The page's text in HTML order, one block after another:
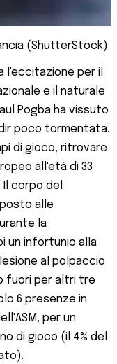
(ShutterStock)
l'eccitazione per il
e il naturale
Pogba ha vissuto
poco tormentata.
di gioco, ritrovare
all'età di 33
corpo del
alle
la
un infortunio alla
al polpaccio
fuori per altri tre
6 presenze in
per un
di gioco (il 4% del